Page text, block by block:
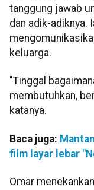
tanggung jawab
dan adik-adiknya.
keluarga.
"Tinggal
membutuhkan,
katanya.
Baca juga:
film layar lebar
Omar